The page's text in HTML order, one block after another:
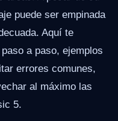
puede ser empinada
Aquí te
a paso, ejemplos
errores comunes,
al máximo las
5.